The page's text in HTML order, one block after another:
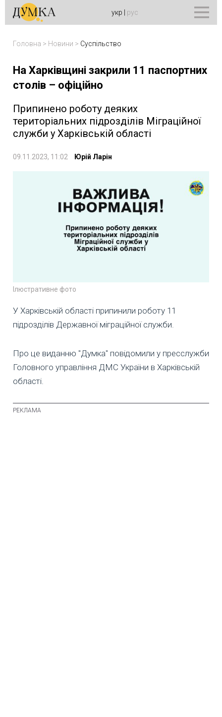
укр рус
Головна > Новини > Суспільство
На Харківщині закрили 11 паспортних
столів – офіційно
Припинено роботу деяких
територіальних підрозділів Міграційної
служби у Харківській області
09.11.2023, 11:02 Юрій Ларін
Ілюстративне фото
У Харківській області припинили роботу 11
підрозділів Державної міграційної служби.
Про це виданню "Думка" повідомили у пресслужби
Головного управління ДМС України в Харківській
області.